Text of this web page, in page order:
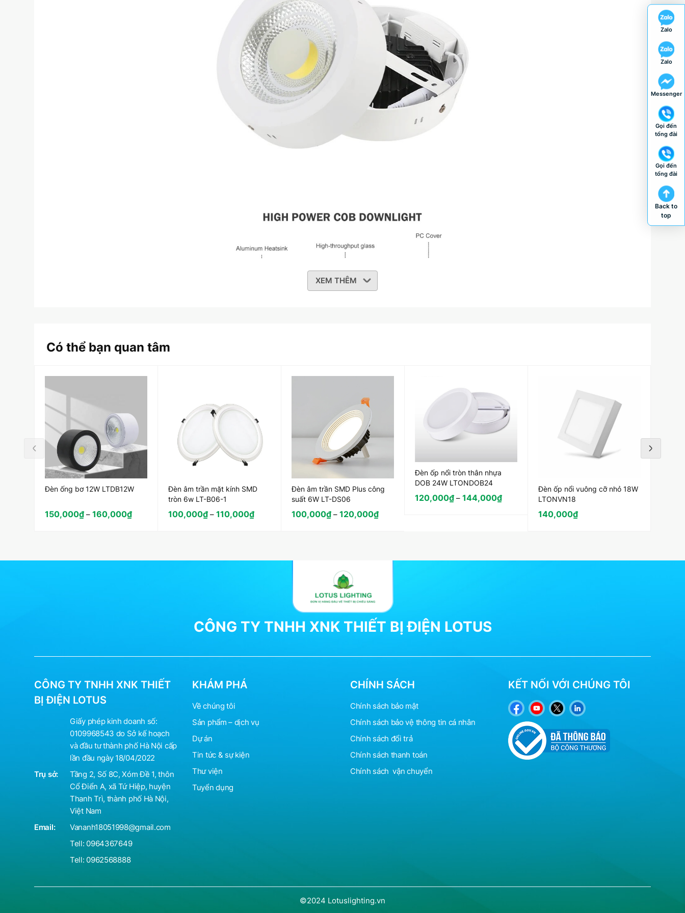
XEM THÊM
Có thể bạn quan tâm
Đèn ống bơ 12W LTDB12W
150,000₫– 160,000₫
Đèn âm trần mặt kính SMD
tròn 6w LT-B06-1
100,000₫– 110,000₫
Đèn âm trần SMD Plus công
suất 6W LT-DS06
100,000₫– 120,000₫
Đèn ốp nổi tròn thân nhựa
DOB 24W LTONDOB24
120,000₫– 144,000₫
Đèn ốp nổi vuông cỡ nhỏ 18W
LTONVN18
140,000₫
CÔNG TY TNHH XNK THIẾT BỊ ĐIỆN LOTUS
CÔNG TY TNHH XNK THIẾT
BỊ ĐIỆN LOTUS
Giấy phép kinh doanh số:
0109968543 do Sở kế hoạch
và đầu tư thành phố Hà Nội cấp
lần đầu ngày 18/04/2022
Trụ sở:
Tầng 2, Số 8C, Xóm Đề 1, thôn
Cổ Điển A, xã Tứ Hiệp, huyện
Thanh Trì, thành phố Hà Nội,
Việt Nam
Email:
Vananh18051998@gmail.com
Tell: 0964367649
Tell: 0962568888
KHÁM PHÁ
Về chúng tôi
Sản phẩm – dịch vụ
Dự án
Tin tức & sự kiện
Thư viện
Tuyển dụng
CHÍNH SÁCH
Chính sách bảo mật
Chính sách bảo vệ thông tin cá nhân
Chính sách đổi trả
Chính sách thanh toán
Chính sách vận chuyển
KẾT NỐI VỚI CHÚNG TÔI
©2024 Lotuslighting.vn
Zalo
Zalo
Messenger
Gọi đến
tổng đài
Gọi đến
tổng đài
Back to
top